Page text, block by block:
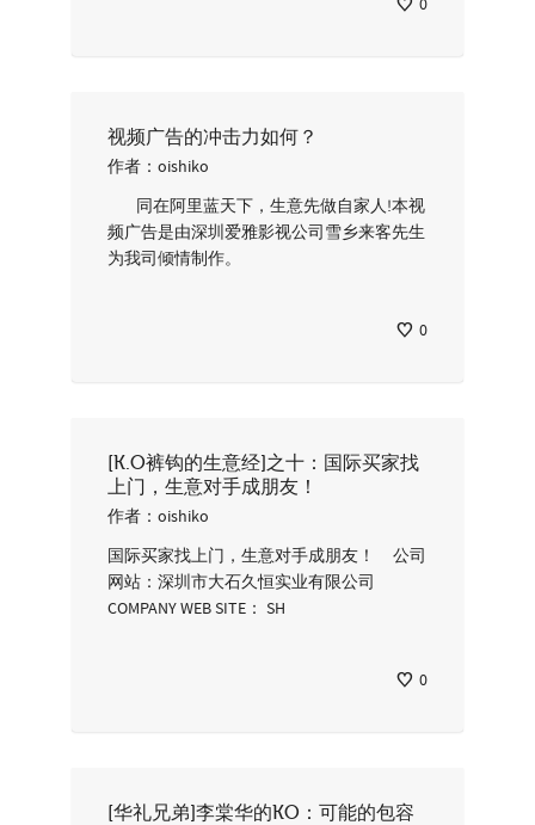
0
视频广告的冲击力如何？
作者： oishiko
同在阿里蓝天下，生意先做自家人!本视
频广告是由深圳爱雅影视公司雪乡来客先生
为我司倾情制作。
0
[K.O裤钩的生意经]之十：国际买家找
上门，生意对手成朋友！
作者： oishiko
国际买家找上门，生意对手成朋友！ 公司
网站：深圳市大石久恒实业有限公司
COMPANY WEB SITE： SH
0
[华礼兄弟]李棠华的KO：可能的包容